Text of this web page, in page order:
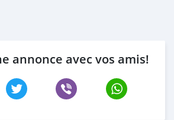
annonce avec vos amis!